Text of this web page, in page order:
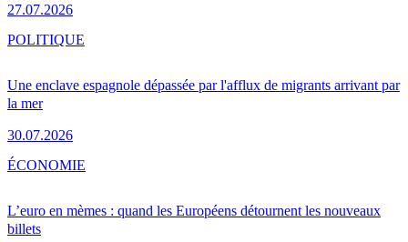
27.07.2026
Une enclave espagnole dépassée par l'afflux de migrants arrivant par
la mer
30.07.2026
POLITIQUE
L’euro en mèmes : quand les Européens détournent les nouveaux
billets
ÉCONOMIE